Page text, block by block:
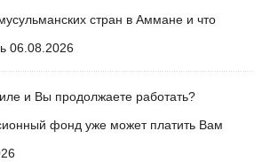
стран в Аммане и что
06.08.2026
и Вы продолжаете работать?
фонд уже может платить Вам